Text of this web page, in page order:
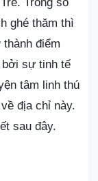
ghé thăm thì
điểm
sự tinh tế
tâm linh thú
địa chỉ này.
sau đây.